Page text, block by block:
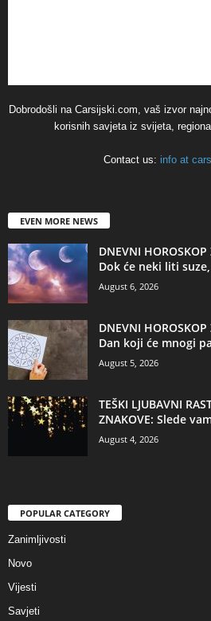
Dobrodošli na Carsijski.com, vaš izvor
korisnih savjeta iz svijeta,
Contact us: info at
EVEN MORE NEWS
DNEVNI HOROSKOP
Dok će neki liti
August 6, 2026
DNEVNI HOROSKOP
Dan koji će mnogi
August 5, 2026
TEŠKI LJUBAVNI
ZNAKOVE: Slede
August 4, 2026
POPULAR CATEGORY
Zanimljivosti
Novo
Vijesti
Savjeti